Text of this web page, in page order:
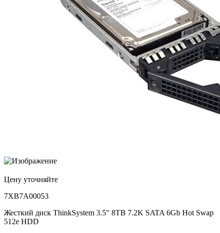
Цену уточняйте
7XB7A00053
Жесткий диск ThinkSystem 3.5" 8TB 7.2K SATA 6Gb Hot Swap
512e HDD